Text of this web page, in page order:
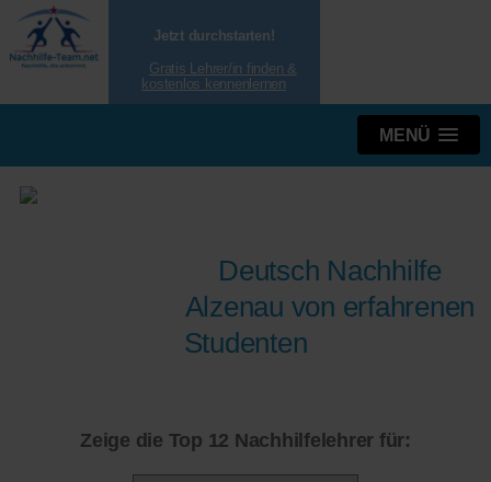
Jetzt durchstarten!
Gratis Lehrer/in finden &
kostenlos kennenlernen
MENÜ
Deutsch Nachhilfe
Alzenau von erfahrenen
Studenten
Zeige die Top 12 Nachhilfelehrer für: